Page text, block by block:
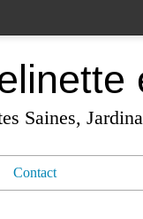
Saines,
Contact